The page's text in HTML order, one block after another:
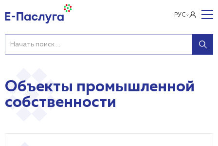
РУС
Объекты промышленной
собственности